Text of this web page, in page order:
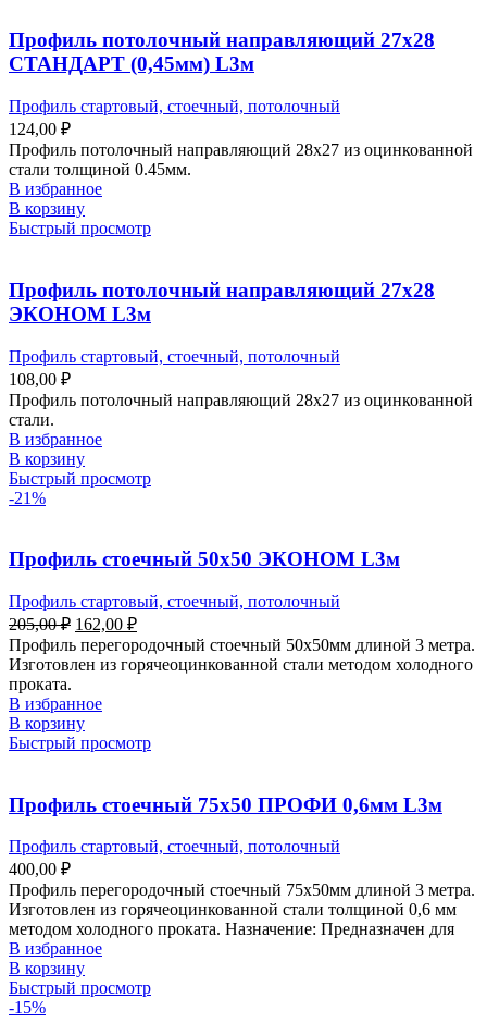
Профиль потолочный направляющий 27х28
СТАНДАРТ (0,45мм) L3м
Профиль стартовый, стоечный, потолочный
124,00 ₽
Профиль потолочный направляющий 28х27 из оцинкованной
стали толщиной 0.45мм.
В избранное
В корзину
Быстрый просмотр
Профиль потолочный направляющий 27х28
ЭКОНОМ L3м
Профиль стартовый, стоечный, потолочный
108,00 ₽
Профиль потолочный направляющий 28х27 из оцинкованной
стали.
В избранное
В корзину
Быстрый просмотр
-21%
Профиль стоечный 50х50 ЭКОНОМ L3м
Профиль стартовый, стоечный, потолочный
205,00₽ 162,00 ₽
Профиль перегородочный стоечный 50х50мм длиной 3 метра.
Изготовлен из горячеоцинкованной стали методом холодного
проката.
В избранное
В корзину
Быстрый просмотр
Профиль стоечный 75х50 ПРОФИ 0,6мм L3м
Профиль стартовый, стоечный, потолочный
400,00 ₽
Профиль перегородочный стоечный 75х50мм длиной 3 метра.
Изготовлен из горячеоцинкованной стали толщиной 0,6 мм
методом холодного проката. Назначение: Предназначен для
В избранное
В корзину
Быстрый просмотр
-15%